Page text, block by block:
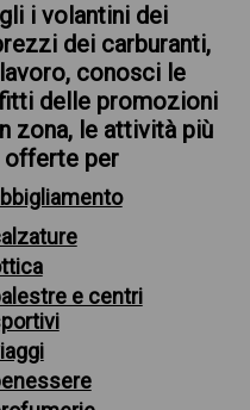
i volantini dei
dei carburanti,
conosci le
delle promozioni
zona, le attività più
offerte per
e centri